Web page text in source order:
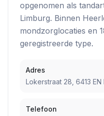
opgenomen als
Limburg. Binnen
mondzorglocaties en
geregistreerde type.
Adres
Lokerstraat 28, 6413 EN
Telefoon